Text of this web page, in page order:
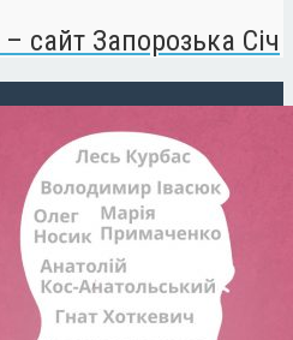
сайт Запорозька Січ